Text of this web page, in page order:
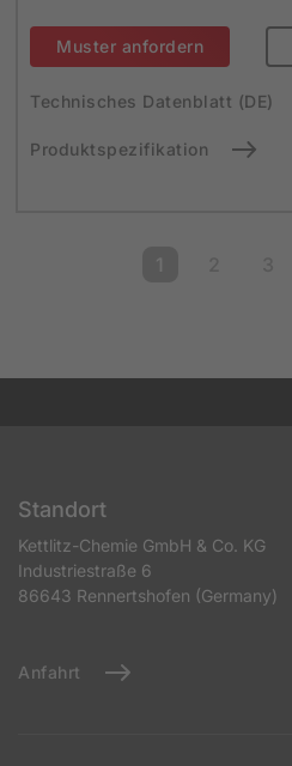
Muster anfordern
Technisches Datenblatt (DE)
Produktspezifikation
1
Standort
Kettlitz-Chemie GmbH & Co. KG
Industriestraße 6
86643 Rennertshofen (Germany)
Anfahrt